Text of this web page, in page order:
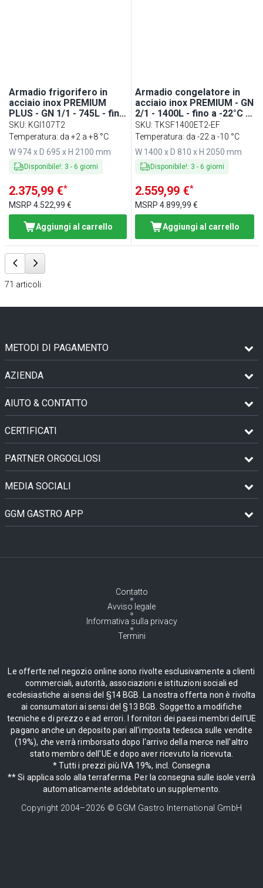
Armadio frigorifero in
acciaio inox PREMIUM
PLUS - GN 1/1 - 745L - fino
a +8°C - con 2 porte -
professionale; ventilato;
Griglie portanti
SKU: KGI107T2
Temperatura: da +2 a +8 °C
W 974 x D 695 x H 2100 mm
Disponibile!: 3 - 6 giorni
2.375,99 €*
MSRP 4.522,99 €
Aggiungi al carrello
Armadio congelatore in
acciaio inox PREMIUM - GN
2/1 - 1400L - fino a -22°C -
con 2 porte -
professionale; ventilato;
SKU:TKSF1400ET2-EF
Temperatura: da -22 a -10 °C
W 1400 x D 810 x H 2050 mm
Disponibile!: 3 - 6 giorni
2.559,99 €*
MSRP4.899,99 €
Aggiungi al carrello
71 articoli
METODI DI PAGAMENTO
AZIENDA
AIUTO & CONTATTO
CERTIFICATI
PARTNER ORGOGLIOSI
MEDIA SOCIALI
GGM GASTRO APP
Contatto
Avviso legale
Informativa sulla privacy
Termini
Le offerte nel negozio online sono rivolte esclusivamente a clienti
commerciali, autorità, associazioni e istituzioni sociali ed
ecclesiastiche ai sensi del §14 BGB. La nostra offerta non è rivolta
ai consumatori ai sensi del §13 BGB. Soggetto a modifiche
tecniche e di prezzo e ad errori. I fornitori dei paesi membri dell'UE
pagano anche un deposito pari all'imposta tedesca sulle vendite
(19%), che verrà rimborsato dopo l'arrivo della merce nell'altro
stato membro dell'UE e dopo aver ricevuto la ricevuta.
* Tutti i prezzi più IVA 19%, incl. Consegna
** Si applica solo alla terraferma. Per la consegna sulle isole verrà
automaticamente addebitato un supplemento.
Copyright 2004–2026 © GGM Gastro International GmbH